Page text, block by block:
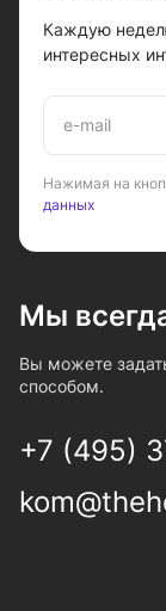
Каждую
интересных
Нажимая на
данных
Мы
Вы можете
способом.
+7 (495)